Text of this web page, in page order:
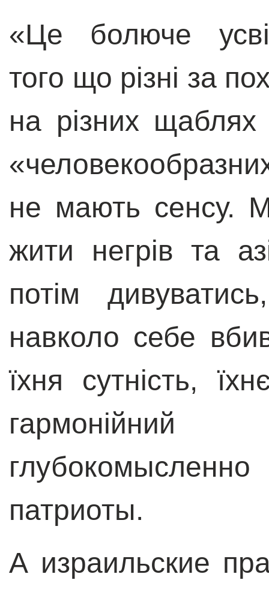
«Це болюче
того що різні за
на різних щаблях
не мають сенсу.
жити негрів та
потім
навколо себе
їхня сутність,
патриоты.
А израильские